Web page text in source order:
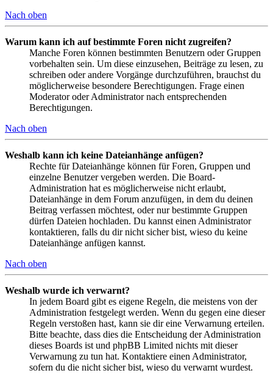
Nach oben
Warum kann ich auf bestimmte Foren nicht zugreifen?
Manche Foren können bestimmten Benutzern oder Gruppen
vorbehalten sein. Um diese einzusehen, Beiträge zu lesen, zu
schreiben oder andere Vorgänge durchzuführen, brauchst du
möglicherweise besondere Berechtigungen. Frage einen
Moderator oder Administrator nach entsprechenden
Berechtigungen.
Nach oben
Weshalb kann ich keine Dateianhänge anfügen?
Rechte für Dateianhänge können für Foren, Gruppen und
einzelne Benutzer vergeben werden. Die Board-
Administration hat es möglicherweise nicht erlaubt,
Dateianhänge in dem Forum anzufügen, in dem du deinen
Beitrag verfassen möchtest, oder nur bestimmte Gruppen
dürfen Dateien hochladen. Du kannst einen Administrator
kontaktieren, falls du dir nicht sicher bist, wieso du keine
Dateianhänge anfügen kannst.
Nach oben
Weshalb wurde ich verwarnt?
In jedem Board gibt es eigene Regeln, die meistens von der
Administration festgelegt werden. Wenn du gegen eine dieser
Regeln verstoßen hast, kann sie dir eine Verwarnung erteilen.
Bitte beachte, dass dies die Entscheidung der Administration
dieses Boards ist und phpBB Limited nichts mit dieser
Verwarnung zu tun hat. Kontaktiere einen Administrator,
sofern du die nicht sicher bist, wieso du verwarnt wurdest.